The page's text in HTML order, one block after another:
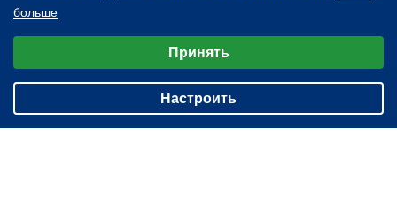
больше
Аналитические/Функциональные
Принять
Настроить